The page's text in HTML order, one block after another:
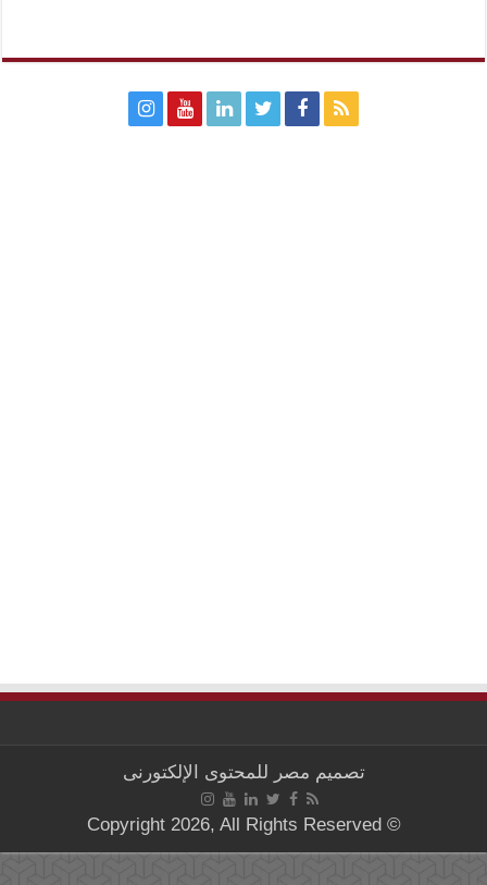
تصميم مصر للمحتوى الإلكتورنى
© Copyright 2026, All Rights Reserved